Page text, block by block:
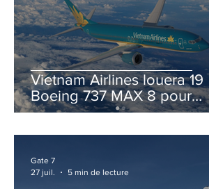
Vietnam Airlines louera 19
Boeing 737 MAX 8 pour
accélérer la modernisation
Gate 7
27 juil.
5 min de lecture